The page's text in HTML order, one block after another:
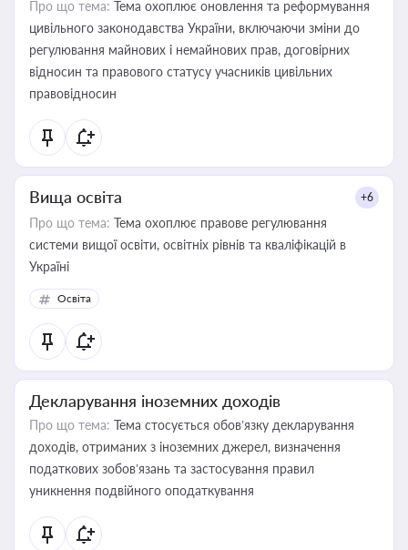
Про що тема: Тема охоплює оновлення та реформування
цивільного законодавства України, включаючи зміни до
регулювання майнових і немайнових прав, договірних
відносин та правового статусу учасників цивільних
правовідносин
Вища освіта +6
Про що тема: Тема охоплює правове регулювання
системи вищої освіти, освітніх рівнів та кваліфікацій в
Україні
Освіта
Декларування іноземних доходів
Про що тема: Тема стосується обов’язку декларування
доходів, отриманих з іноземних джерел, визначення
податкових зобов’язань та застосування правил
уникнення подвійного оподаткування